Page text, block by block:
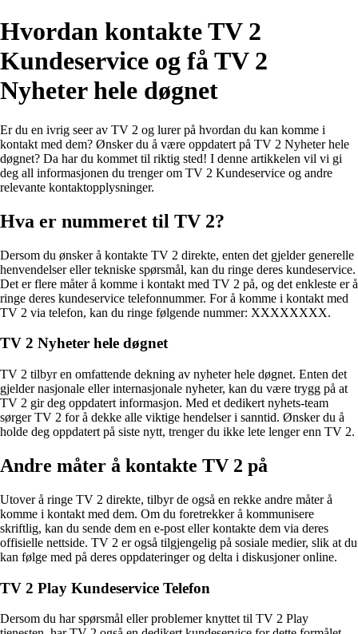
Hvordan kontakte TV 2
Kundeservice og få TV 2
Nyheter hele døgnet
Er du en ivrig seer av TV 2 og lurer på hvordan du kan komme i
kontakt med dem? Ønsker du å være oppdatert på TV 2 Nyheter hele
døgnet? Da har du kommet til riktig sted! I denne artikkelen vil vi gi
deg all informasjonen du trenger om TV 2 Kundeservice og andre
relevante kontaktopplysninger.
Hva er nummeret til TV 2?
Dersom du ønsker å kontakte TV 2 direkte, enten det gjelder generelle
henvendelser eller tekniske spørsmål, kan du ringe deres kundeservice.
Det er flere måter å komme i kontakt med TV 2 på, og det enkleste er å
ringe deres kundeservice telefonnummer. For å komme i kontakt med
TV 2 via telefon, kan du ringe følgende nummer: XXXXXXXX.
TV 2 Nyheter hele døgnet
TV 2 tilbyr en omfattende dekning av nyheter hele døgnet. Enten det
gjelder nasjonale eller internasjonale nyheter, kan du være trygg på at
TV 2 gir deg oppdatert informasjon. Med et dedikert nyhets-team
sørger TV 2 for å dekke alle viktige hendelser i sanntid. Ønsker du å
holde deg oppdatert på siste nytt, trenger du ikke lete lenger enn TV 2.
Andre måter å kontakte TV 2 på
Utover å ringe TV 2 direkte, tilbyr de også en rekke andre måter å
komme i kontakt med dem. Om du foretrekker å kommunisere
skriftlig, kan du sende dem en e-post eller kontakte dem via deres
offisielle nettside. TV 2 er også tilgjengelig på sosiale medier, slik at du
kan følge med på deres oppdateringer og delta i diskusjoner online.
TV 2 Play Kundeservice Telefon
Dersom du har spørsmål eller problemer knyttet til TV 2 Play